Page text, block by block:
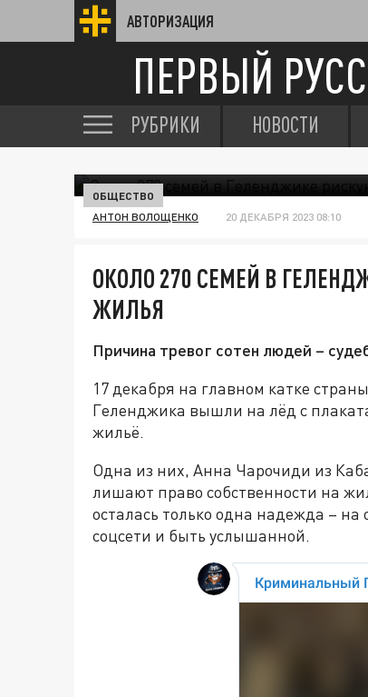
АВТОРИЗАЦИЯ
ПЕРВЫЙ
РУБРИКИ НОВОСТИ
ОБЩЕСТВО
АНТОН ВОЛОЩЕНКО 20 ДЕКАБРЯ 2023 08:10
ОКОЛО 270 СЕМЕЙ В
ЖИЛЬЯ
Причина тревог сотен людей –
17 декабря на главном катке
Геленджика вышли на лёд с
жильё.
Одна из них, Анна Чарочиди из
лишают право собственности на
осталась только одна надежда –
соцсети и быть услышанной.